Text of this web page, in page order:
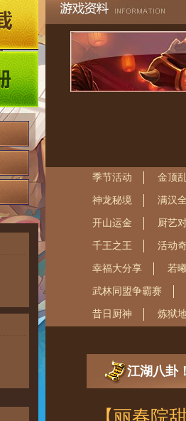
季节活动 金顶
神龙秘境 满汉
开山运金 厨艺
千王之王 活动
幸福大分享 若
武林同盟争霸赛
昔日厨神 炼狱
江湖八卦